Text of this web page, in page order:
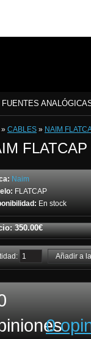
FUENTES
» CABLES » NAIM
FLATCAP
Naim
FLATCAP
En stock
350.00€
0